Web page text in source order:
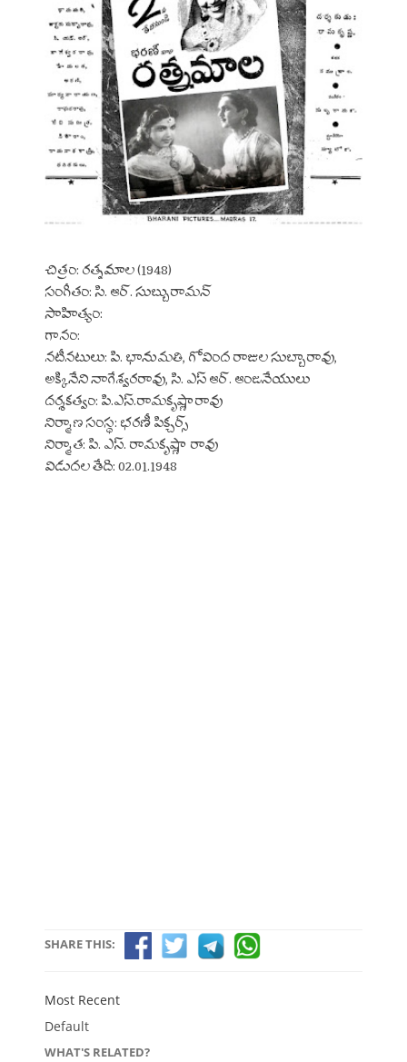
చిత్రం: రత్నమాల (1948)
సంగీతం: సి. ఆర్. సుబ్బురామన్
సాహిత్యం:
గానం:
నటీనటులు: పి. భానుమతి, గోవింద రాజుల సుబ్బారావు,
అక్కినేని నాగేశ్వరరావు, సి. ఎస్ ఆర్. ఆంజనేయులు
దర్శకత్వం: పి.ఎస్.రామకృష్ణారావు
నిర్మాణ సంస్థ: భరణీ పిక్చర్స్
నిర్మాత: పి. ఎస్. రామకృష్ణా రావు
విడుదల తేది: 02.01.1948
SHARE THIS:
Most Recent
Default
WHAT'S RELATED?